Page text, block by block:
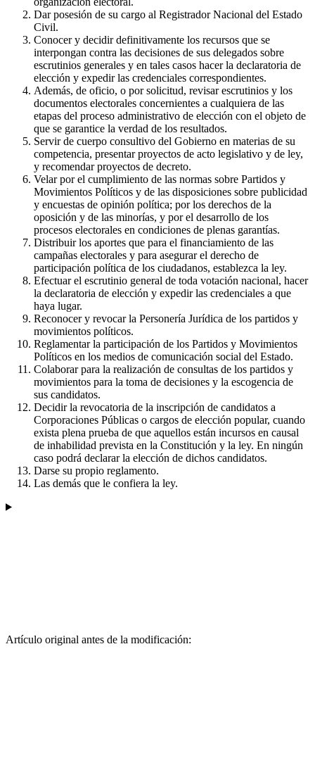
Dar posesión de su cargo al Registrador Nacional del Estado
Civil.
Conocer y decidir definitivamente los recursos que se
interpongan contra las decisiones de sus delegados sobre
escrutinios generales y en tales casos hacer la declaratoria de
elección y expedir las credenciales correspondientes.
Además, de oficio, o por solicitud, revisar escrutinios y los
documentos electorales concernientes a cualquiera de las
etapas del proceso administrativo de elección con el objeto de
que se garantice la verdad de los resultados.
Servir de cuerpo consultivo del Gobierno en materias de su
competencia, presentar proyectos de acto legislativo y de ley,
y recomendar proyectos de decreto.
Velar por el cumplimiento de las normas sobre Partidos y
Movimientos Políticos y de las disposiciones sobre publicidad
y encuestas de opinión política; por los derechos de la
oposición y de las minorías, y por el desarrollo de los
procesos electorales en condiciones de plenas garantías.
Distribuir los aportes que para el financiamiento de las
campañas electorales y para asegurar el derecho de
participación política de los ciudadanos, establezca la ley.
Efectuar el escrutinio general de toda votación nacional, hacer
la declaratoria de elección y expedir las credenciales a que
haya lugar.
Reconocer y revocar la Personería Jurídica de los partidos y
movimientos políticos.
Reglamentar la participación de los Partidos y Movimientos
Políticos en los medios de comunicación social del Estado.
Colaborar para la realización de consultas de los partidos y
movimientos para la toma de decisiones y la escogencia de
sus candidatos.
Decidir la revocatoria de la inscripción de candidatos a
Corporaciones Públicas o cargos de elección popular, cuando
exista plena prueba de que aquellos están incursos en causal
de inhabilidad prevista en la Constitución y la ley. En ningún
caso podrá declarar la elección de dichos candidatos.
Darse su propio reglamento.
Las demás que le confiera la ley.
Artículo original antes de la modificación: